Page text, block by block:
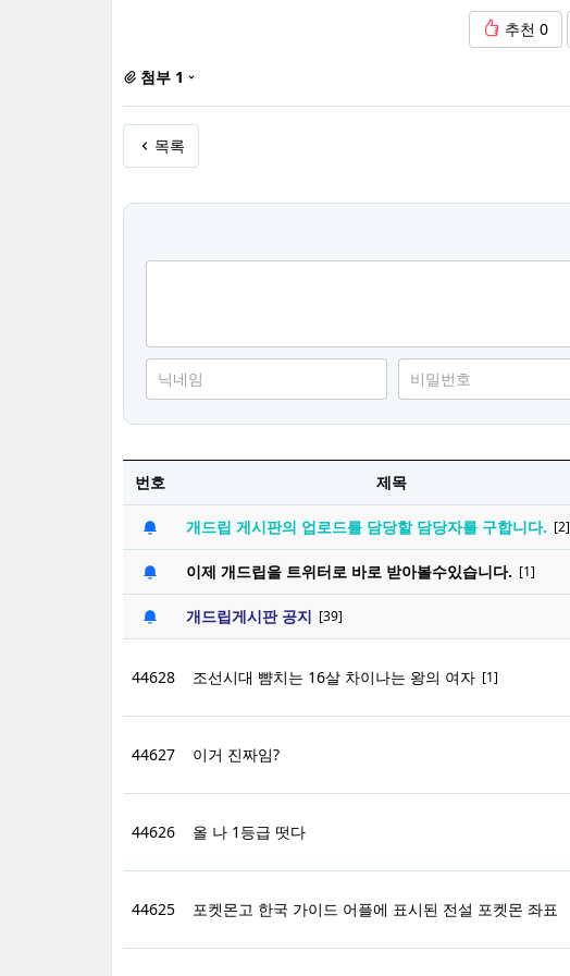
추천 0
첨부 1
목록
번호 제목
개드립 게시판의 업로드를 담당할 담당자를 구합니다. [2]
이제 개드립을 트위터로 바로 받아볼수있습니다. [1]
개드립게시판 공지 [39]
44628 조선시대 뺨치는 16살 차이나는 왕의 여자 [1]
44627 이거 진짜임?
44626 올 나 1등급 떳다
44625 포켓몬고 한국 가이드 어플에 표시된 전설 포켓몬 좌표